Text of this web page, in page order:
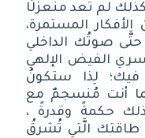
لم تعد منعزلًا
المستمرة،
حتَّى صوتُك الداخلي
الفيض الإلهي
لِذا ستكونُ
أنت مُنسجمٌ مع
حكمةً وقدرةً ،
طاقتك الَّتي تُشرقُ